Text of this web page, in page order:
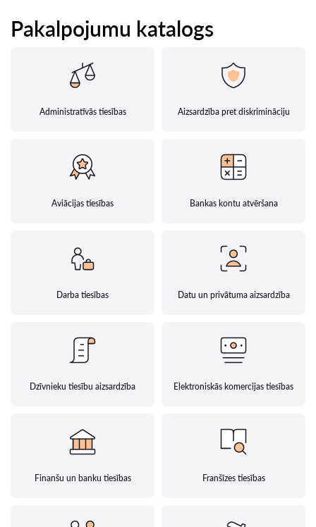
Pakalpojumu katalogs
Administratīvās tiesības Aizsardzība pret diskrimināciju
Aviācijas tiesības Bankas kontu atvēršana
Darba tiesības Datu un privātuma aizsardzība
Dzīvnieku tiesību aizsardzība Elektroniskās komercijas tiesības
Finanšu un banku tiesības Franšīzes tiesības